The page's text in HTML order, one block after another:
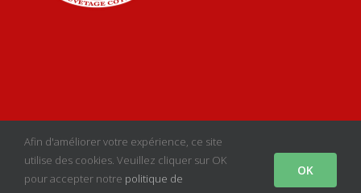
Mentions Légales
facebookinstagram
Afin d'améliorer votre expérience, ce site
utilise des cookies. Veuillez cliquer sur OK
pour accepter notre politique de
OK